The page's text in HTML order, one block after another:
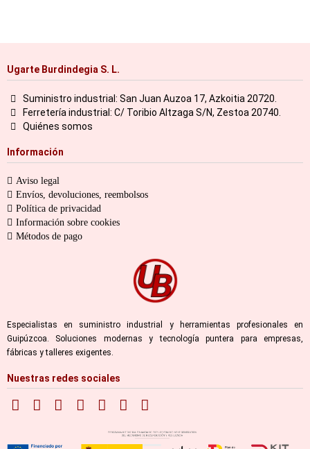
Ugarte Burdindegia S. L.
Suministro industrial: San Juan Auzoa 17, Azkoitia 20720.
Ferretería industrial: C/ Toribio Altzaga S/N, Zestoa 20740.
Quiénes somos
Información
Aviso legal
Envíos, devoluciones, reembolsos
Política de privacidad
Información sobre cookies
Métodos de pago
Especialistas en suministro industrial y herramientas profesionales en
Guipúzcoa. Soluciones modernas y tecnología puntera para empresas,
fábricas y talleres exigentes.
Nuestras redes sociales